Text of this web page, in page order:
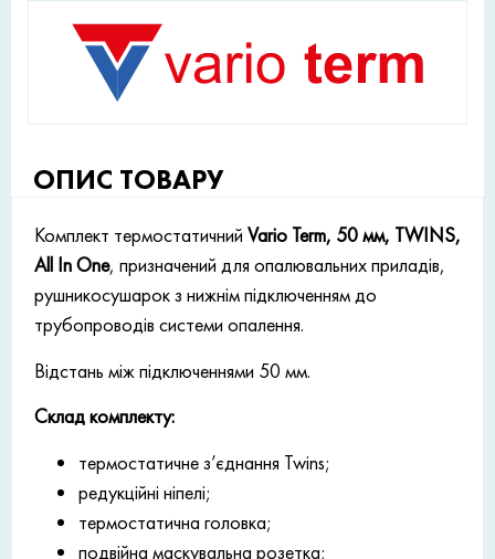
ОПИС ТОВАРУ
Комплект термостатичний Vario Term, 50 мм, TWINS,
All In One, призначений для опалювальних приладів,
рушникосушарок з нижнім підключенням до
трубопроводів системи опалення.
Відстань між підключеннями 50 мм.
Склад комплекту:
термостатичне з’єднання Twins;
редукційні ніпелі;
термостатична головка;
подвійна маскувальна розетка;